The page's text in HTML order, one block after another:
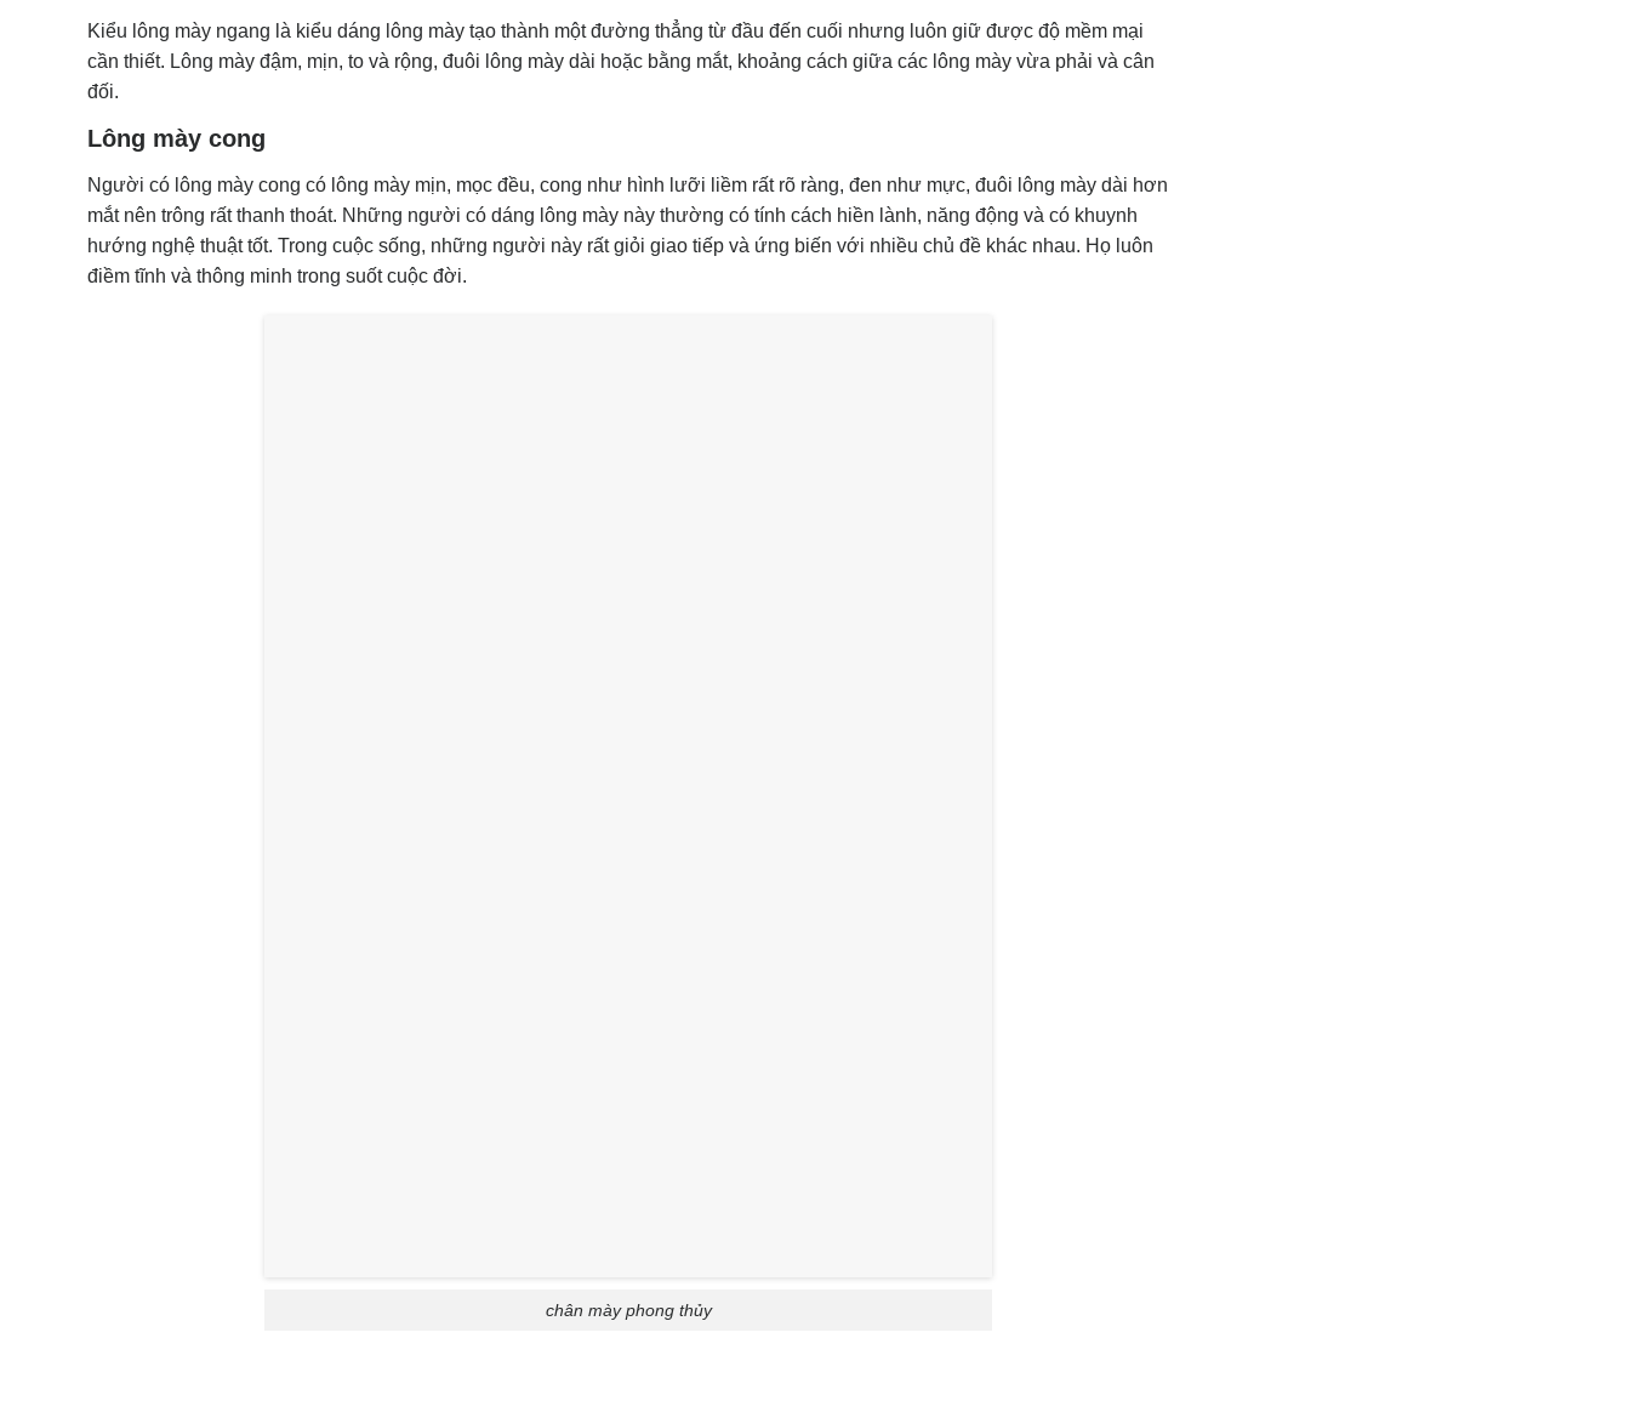
Kiểu lông mày ngang là kiểu dáng lông mày tạo thành một đường thẳng từ đầu đến cuối nhưng luôn giữ được độ mềm mại
cần thiết. Lông mày đậm, mịn, to và rộng, đuôi lông mày dài hoặc bằng mắt, khoảng cách giữa các lông mày vừa phải và cân
đối.
Lông mày cong
Người có lông mày cong có lông mày mịn, mọc đều, cong như hình lưỡi liềm rất rõ ràng, đen như mực, đuôi lông mày dài hơn
mắt nên trông rất thanh thoát. Những người có dáng lông mày này thường có tính cách hiền lành, năng động và có khuynh
hướng nghệ thuật tốt. Trong cuộc sống, những người này rất giỏi giao tiếp và ứng biến với nhiều chủ đề khác nhau. Họ luôn
điềm tĩnh và thông minh trong suốt cuộc đời.
chân mày phong thủy